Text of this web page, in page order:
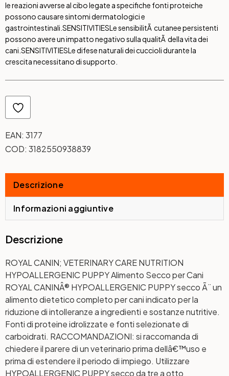
le reazioni avverse al cibo legate a specifiche fonti proteiche
possono causare sintomi dermatologici e
gastrointestinali. SENSITIVITIESLe sensibilitÃ cutanee persistenti
possono avere un impatto negativo sulla qualitÃ della vita dei
cani. SENSITIVITIESLe difese naturali dei cuccioli durante la
crescita necessitano di supporto.
EAN: 3177
COD: 3182550938839
Descrizione
Informazioni aggiuntive
Descrizione
ROYAL CANIN; VETERINARY CARE NUTRITION
HYPOALLERGENIC PUPPY Alimento Secco per Cani
ROYAL CANINÂ® HYPOALLERGENIC PUPPY secco Ã¨ un
alimento dietetico completo per cani indicato per la
riduzione di intolleranze a ingredienti e sostanze nutritive.
Fonti di proteine idrolizzate e fonti selezionate di
carboidrati. RACCOMANDAZIONI: si raccomanda di
chiedere il parere di un veterinario prima dellâ€™uso e
prima di estendere il periodo di impiego. Utilizzare
HYPOALLERGENIC PUPPY secco da tre a otto